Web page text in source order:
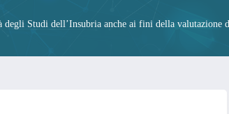
Studi dell’Insubria anche ai fini della valutazione